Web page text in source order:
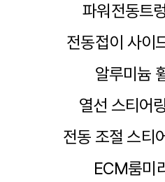
파워전동트
전동접이 사이
알루미늄
열선 스티어
전동 조절 스티
ECM룸미